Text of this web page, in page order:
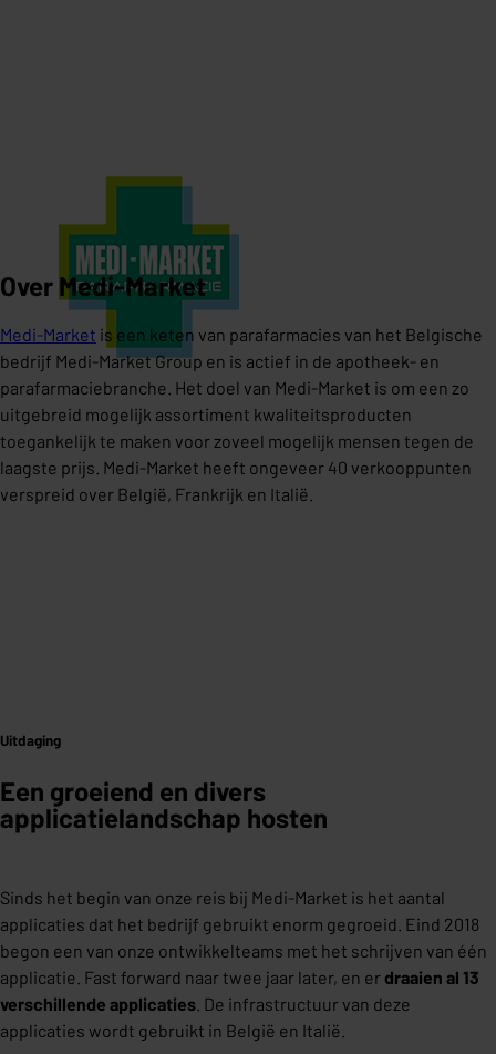
Over Medi-Market
Medi-Market is een keten van parafarmacies van het Belgische
bedrijf Medi-Market Group en is actief in de apotheek- en
parafarmaciebranche. Het doel van Medi-Market is om een zo
uitgebreid mogelijk assortiment kwaliteitsproducten
toegankelijk te maken voor zoveel mogelijk mensen tegen de
laagste prijs. Medi-Market heeft ongeveer 40 verkooppunten
verspreid over België, Frankrijk en Italië.
Uitdaging
Een groeiend en divers
applicatielandschap hosten
Sinds het begin van onze reis bij Medi-Market is het aantal
applicaties dat het bedrijf gebruikt enorm gegroeid. Eind 2018
begon een van onze ontwikkelteams met het schrijven van één
applicatie. Fast forward naar twee jaar later, en er draaien al 13
verschillende applicaties . De infrastructuur van deze
applicaties wordt gebruikt in België en Italië.